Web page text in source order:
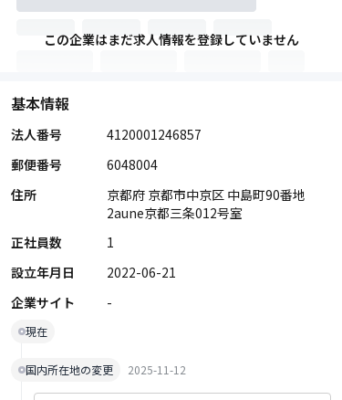
この企業はまだ求人情報を登録していません
基本情報
法人番号
4120001246857
郵便番号
6048004
住所
京都府 京都市中京区 中島町90番地
2aune京都三条012号室
正社員数
1
設立年月日
2022-06-21
企業サイト
-
現在
国内所在地の変更 2025-11-12